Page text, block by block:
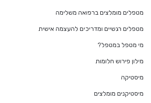
מטפלים מומלצים ברפואה משלימה
מטפלים רגשיים ומדריכים להעצמה אישית
מי מטפל במטפל?
מילון פירוש חלומות
מיסטיקה
מיסטיקנים מומלצים